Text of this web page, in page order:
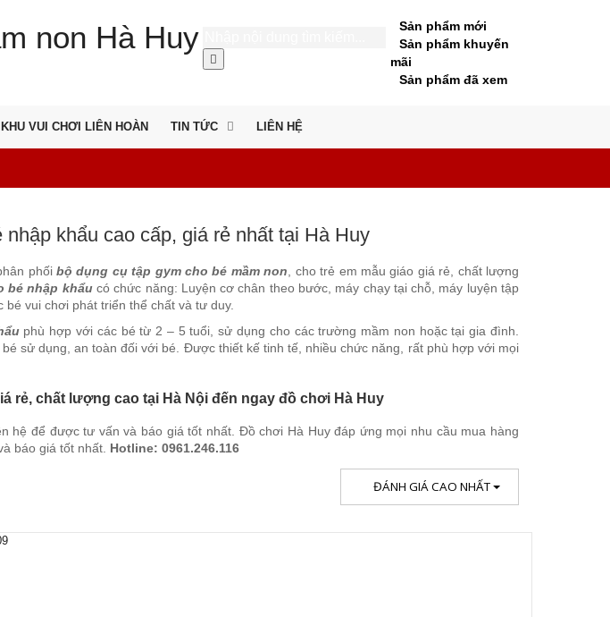
Sản phẩm mới
Sản phẩm khuyến
mãi
Sản phẩm đã xem
KHU VUI CHƠI LIÊN HOÀN TIN TỨC LIÊN HỆ
khẩu cao cấp, giá rẻ nhất tại Hà Huy
phốibộ dụng cụ tập gym cho bé mầm non, cho trẻ em mẫu giáo giá rẻ, chất lượng
bé nhập khẩucó chức năng: Luyện cơ chân theo bước, máy chạy tại chỗ, máy luyện tập
vui chơi phát triển thể chất và tư duy.
phù hợp với các bé từ 2 – 5 tuổi, sử dụng cho các trường mầm non hoặc tại gia đình.
sử dụng, an toàn đối với bé. Được thiết kế tinh tế, nhiều chức năng, rất phù hợp với mọi
rẻ, chất lượng cao tại Hà Nội đến ngay đồ chơi Hà Huy
hệ để được tư vấn và báo giá tốt nhất. Đồ chơi Hà Huy đáp ứng mọi nhu cầu mua hàng
báo giá tốt nhất.
Hotline: 0961.246.116
ĐÁNH GIÁ CAO NHẤT